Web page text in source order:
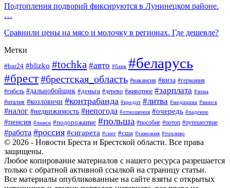
Подтопления подворий фиксируются в Лунинецком районе.
…
Сравнили цены на мясо и молочку в регионах. Где дешевле?
Метки
#bar24 #blizko #tochka #авто #банк #беларусь
#брест#брестская_область #вакансия #виза #германия
#гибель #дальнобойщик #деньга #дерево #животное #зарплата #зима
#италия #козловичи #контрабанда #кредит #литва #медицина #минск
#налог #недвижимость #непогода #отношения #очередь #падение
#пенсия #пинск #подорожание #польша #пособие #потоп #путешествие
#работа #россия #сигарета #снег #сша #таможня #топливо
© 2026 - Новости Бреста и Брестской области. Все права
защищены.
Любое копирование материалов с нашего ресурса разрешается
только с обратной активной ссылкой на страницу статьи.
Все материалы опубликованные на сайте взяты с открытых